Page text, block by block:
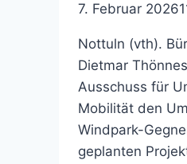
7. Februar 2026
Nottuln (vth).
Dietmar
Ausschuss für
Mobilität den
Windpark-
geplanten